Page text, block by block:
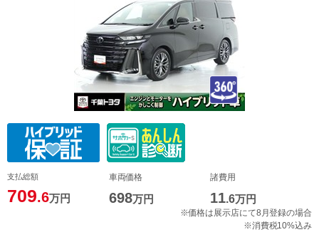
支払総額
709.6万円
車両価格
698万円
諸費用
11.6万円
※価格は展示店にて8月登録の場合
※消費税10%込み